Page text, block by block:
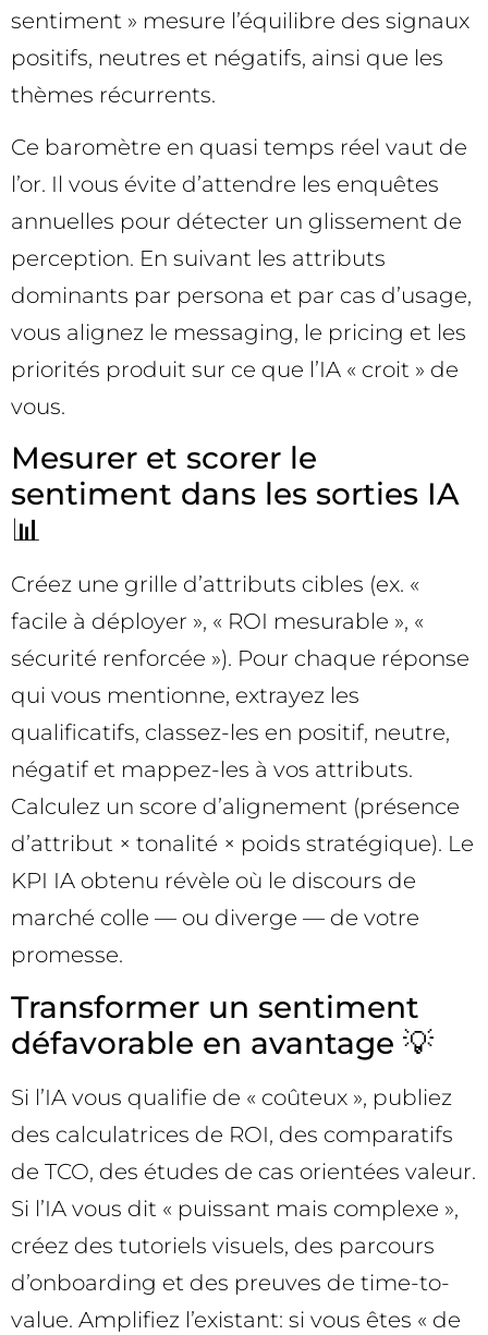
sentiment » mesure l’équilibre des signaux
positifs, neutres et négatifs, ainsi que les
thèmes récurrents.
Ce baromètre en quasi temps réel vaut de
l’or. Il vous évite d’attendre les enquêtes
annuelles pour détecter un glissement de
perception. En suivant les attributs
dominants par persona et par cas d’usage,
vous alignez le messaging, le pricing et les
priorités produit sur ce que l’IA « croit » de
vous.
Mesurer et scorer le
sentiment dans les sorties IA
📊
Créez une grille d’attributs cibles (ex. «
facile à déployer », « ROI mesurable », «
sécurité renforcée »). Pour chaque réponse
qui vous mentionne, extrayez les
qualificatifs, classez-les en positif, neutre,
négatif et mappez-les à vos attributs.
Calculez un score d’alignement (présence
d’attribut × tonalité × poids stratégique). Le
KPI IA obtenu révèle où le discours de
marché colle — ou diverge — de votre
promesse.
Transformer un sentiment
défavorable en avantage 💡
Si l’IA vous qualifie de « coûteux », publiez
des calculatrices de ROI, des comparatifs
de TCO, des études de cas orientées valeur.
Si l’IA vous dit « puissant mais complexe »,
créez des tutoriels visuels, des parcours
d’onboarding et des preuves de time-to-
value. Amplifiez l’existant: si vous êtes « de